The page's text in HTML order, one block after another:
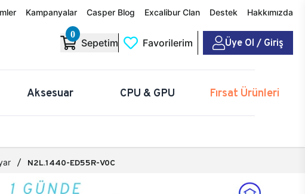
Kampanyalar Casper Blog Excalibur Clan Destek Hakkımızda
0
Sepetim Favorilerim Üye Ol / Giriş
Aksesuar CPU & GPU Fırsat Ürünleri
N2L.1440-ED55R-V0C